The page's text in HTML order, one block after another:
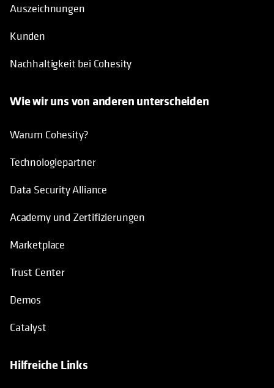
Auszeichnungen
Kunden
Nachhaltigkeit bei Cohesity
Wie wir uns von anderen unterscheiden
Warum Cohesity?
Technologiepartner
Data Security Alliance
Academy und Zertifizierungen
Marketplace
Trust Center
Demos
Catalyst
Hilfreiche Links